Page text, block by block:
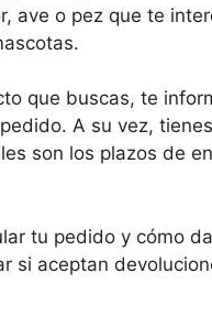
ave o pez que te
que buscas, te
A su vez,
son los plazos de
tu pedido y cómo
si aceptan